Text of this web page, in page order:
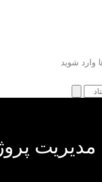
وارد شوید